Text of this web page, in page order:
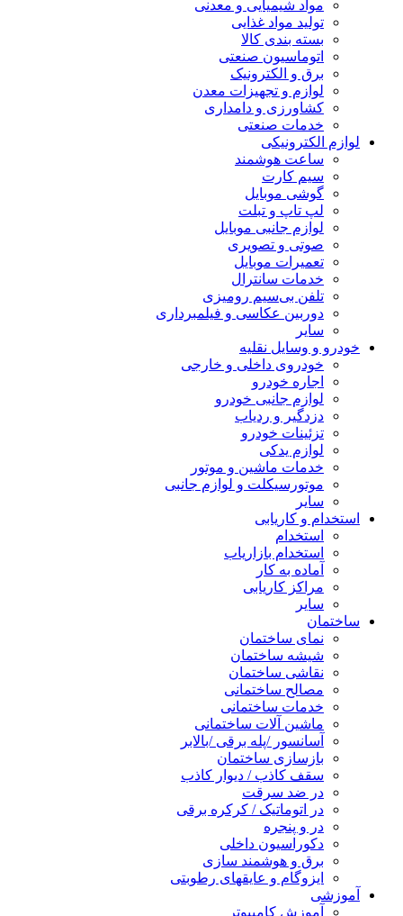
مواد شیمیایی و معدنی
تولید مواد غذایی
بسته بندی کالا
اتوماسیون صنعتی
برق و الکترونیک
لوازم و تجهیزات معدن
کشاورزی و دامداری
خدمات صنعتی
لوازم الکترونیکی
ساعت هوشمند
سیم کارت
گوشی موبایل
لپ تاپ و تبلت
لوازم جانبی موبایل
صوتی و تصویری
تعمیرات موبایل
خدمات سانترال
تلفن بی‌سیم رومیزی
دوربین عکاسی و فیلمبرداری
سایر
خودرو و وسایل نقلیه
خودروی داخلی و خارجی
اجاره خودرو
لوازم جانبی خودرو
دزدگیر و ردیاب
تزئینات خودرو
لوازم یدکی
خدمات ماشین و موتور
موتورسیکلت و لوازم جانبی
سایر
استخدام و کاریابی
استخدام
استخدام بازاریاب
آماده به کار
مراکز کاریابی
سایر
ساختمان
نمای ساختمان
شیشه ساختمان
نقاشی ساختمان
مصالح ساختمانی
خدمات ساختمانی
ماشین آلات ساختمانی
آسانسور /پله برقی /بالابر
بازسازی ساختمان
سقف کاذب / دیوار کاذب
در ضد سرقت
در اتوماتیک / کرکره برقی
در و پنجره
دکوراسیون داخلی
برق و هوشمند سازی
ایزوگام و عایقهای رطوبتی
آموزشی
آموزش کامپیوتر